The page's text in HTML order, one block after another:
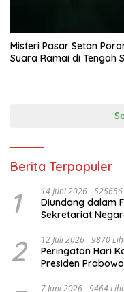
Misteri Pasar Setan
Suara Ramai di Tengah
Berita Terpopuler
1 14 Juni 2026
Diundang dalam
Sekretariat
2 12 Juli 2026 9870
Peringatan Hari
Presiden
7 Juni 2026 9464